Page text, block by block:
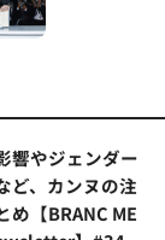
響やジェンダー
ど、カンヌの注
め【BRANC ME